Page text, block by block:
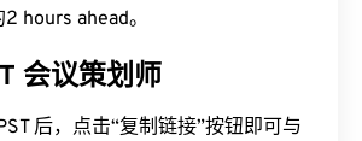
hours ahead。
会议策划师
后，点击“复制链接”按钮即可与